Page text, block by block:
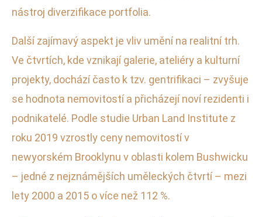
nástroj diverzifikace portfolia.
Další zajímavý aspekt je vliv umění na realitní trh.
Ve čtvrtích, kde vznikají galerie, ateliéry a kulturní
projekty, dochází často k tzv. gentrifikaci – zvyšuje
se hodnota nemovitostí a přicházejí noví rezidenti i
podnikatelé. Podle studie Urban Land Institute z
roku 2019 vzrostly ceny nemovitostí v
newyorském Brooklynu v oblasti kolem Bushwicku
– jedné z nejznámějších uměleckých čtvrtí – mezi
lety 2000 a 2015 o více než 112 %.